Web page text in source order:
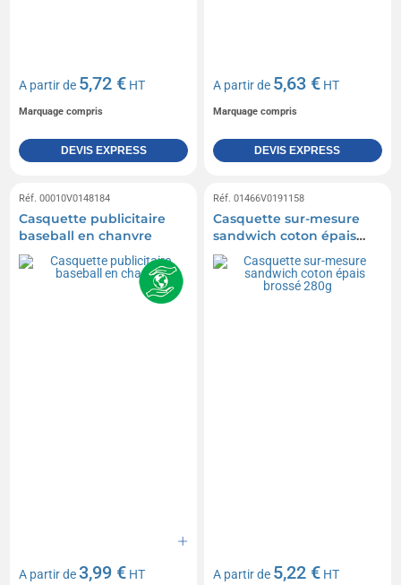
A partir de 5,72 € HT
Marquage compris
DEVIS EXPRESS
A partir de 5,63 € HT
Marquage compris
DEVIS EXPRESS
Réf. 00010V0148184
Casquette publicitaire
baseball en chanvre
A partir de3,99 € HT
Réf. 01466V0191158
Casquette sur-mesure
sandwich coton épais
brossé 280g
A partir de 5,22 € HT